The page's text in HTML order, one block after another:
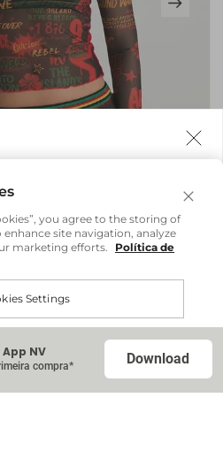
onde você estiver.
site internacional
you agree to the storing of
site navigation, analyze
marketing efforts.
Política de
Settings
All Cookies
NV
compra* Download